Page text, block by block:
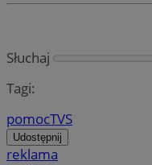
Słuchaj
Tagi:
pomocTVS
Udostępnij
reklama